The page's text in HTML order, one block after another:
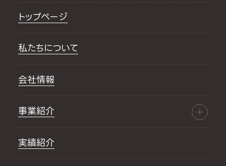
トップページ
私たちについて
会社情報
事業紹介
実績紹介